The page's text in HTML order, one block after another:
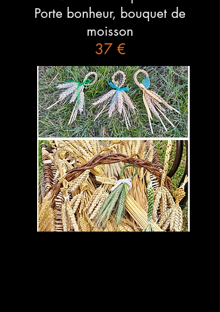
Porte bonheur, bouquet de
moisson
37 €